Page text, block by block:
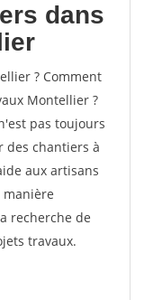
dans
? Comment
Montellier ?
pas toujours
des chantiers à
aux artisans
recherche de
travaux.